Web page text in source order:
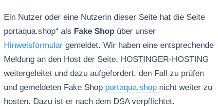
Ein Nutzer oder eine Nutzerin dieser Seite hat die Seite
portaqua.shop“ als Fake Shopüber unser
Hinweisformulargemeldet. Wir haben eine entsprechende
Meldung an den Host der Seite, HOSTINGER-HOSTING
weitergeleitet und dazu aufgefordert, den Fall zu prüfen
und gemeldeten Fake Shop portaqua.shopnicht weiter zu
hosten. Dazu ist er nach dem DSA verpflichtet.